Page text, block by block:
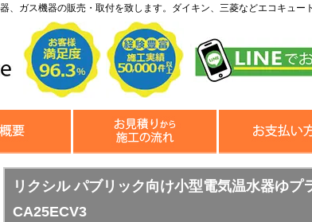
、ガス機器の販売・取付を致します。ダイキン、三菱などエコキュー
リクシル パブリック向け小型電気温水器ゆ
CA25ECV3